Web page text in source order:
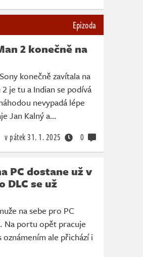
Epizoda
2 konečně na
konečně zavítala na
je tu a Indian se podívá
nevypadá lépe
Jan Kalný a…
v pátek31. 1. 2025 0
PC dostane už v
DLC se už
na sebe pro PC
Na portu opět pracuje
ale přichází i